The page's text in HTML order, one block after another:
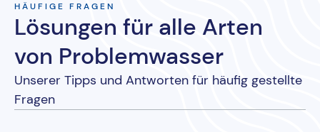
HÄUFIGE FRAGEN
Lösungen für alle Arten
von Problemwasser
Unserer Tipps und Antworten für häufig gestellte
Fragen